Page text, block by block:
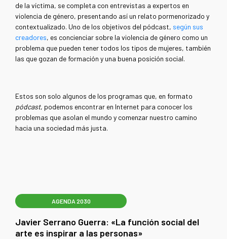
de la víctima, se completa con entrevistas a expertos en
violencia de género, presentando así un relato pormenorizado y
contextualizado. Uno de los objetivos del pódcast, según sus
creadores, es concienciar sobre la violencia de género como un
problema que pueden tener todos los tipos de mujeres, también
las que gozan de formación y una buena posición social.
Estos son solo algunos de los programas que, en formato
pódcast, podemos encontrar en Internet para conocer los
problemas que asolan el mundo y comenzar nuestro camino
hacia una sociedad más justa.
AGENDA 2030
Javier Serrano Guerra: «La función social del
arte es inspirar a las personas»